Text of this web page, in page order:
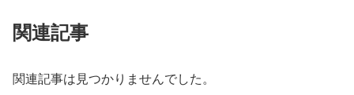
関連記事
関連記事は見つかりませんでした。